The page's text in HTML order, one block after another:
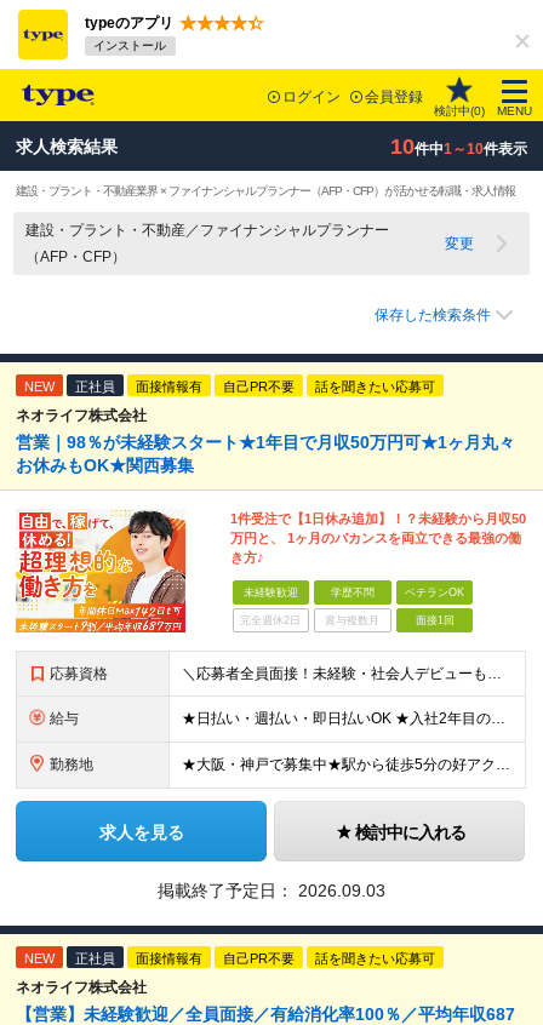
typeのアプリ
インストール
ログイン 会員登録
検討中(0) MENU
求人検索結果 10件中1～10件表示
建設・プラント・不動産業界 × ファイナンシャルプランナー（AFP・CFP）が活かせる転職・求人情報
建設・プラント・不動産／ファイナンシャルプランナー
（AFP・CFP）
変更
保存した検索条件
NEW 正社員 面接情報有 自己PR不要 話を聞きたい応募可
ネオライフ株式会社
営業｜98％が未経験スタート★1年目で月収50万円可★1ヶ月丸々
お休みもOK★関西募集
1件受注で【1日休み追加】！？未経験から月収50
万円と、 1ヶ月のバカンスを両立できる最強の働
き方♪
未経験歓迎 学歴不問 ベテランOK
完全週休2日 賞与複数月 面接1回
応募資格 ＼応募者全員面接！未経験・社会人デビューも歓迎／ ◆スキル・資格は一切不要 ◆職種・業種未経験歓迎 ◆第二新卒・ブランクOK ＜先輩の志望動機をご紹介＞ 「収入もお休みも大切にしたい」 「頑張った分
給与 ★日払い・週払い・即日払いOK ★入社2年目の平均年収687万円 ★入社3年目で年収900万円の社員も在籍 ＼2つのコースから給与形態を選べます！／ 【1】安定収入をゲットしたい方向けコース 基本給
勤務地 ★大阪・神戸で募集中★駅から徒歩5分の好アクセス ■新大阪事業所／大阪府大阪市東淀川区東中島4-11-6 ネオライフ新大阪ビル8F ■神戸事業所／兵庫県神戸市中央区多聞通4-4-13 歩11番館50
求人を見る 検討中に入れる
掲載終了予定日： 2026.09.03
NEW 正社員 面接情報有 自己PR不要 話を聞きたい応募可
ネオライフ株式会社
【営業】未経験歓迎／全員面接／有給消化率100％／平均年収687